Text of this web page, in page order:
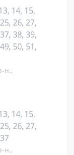
14, 15,
26, 27,
38, 39,
50, 51,
н.,
14, 15,
26, 27,
н.,